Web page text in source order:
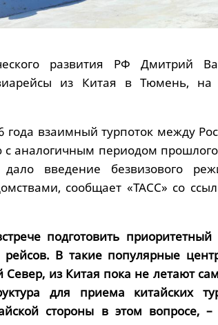
развития РФ Дмитрий
из Китая в Тюмень, на
взаимный турпоток между
аналогичным периодом прошлого
введение безвизового
сообщает «ТАСС» со
подготовить приоритетный
В такие популярные
из Китая пока не летают
для приема китайских
стороны в этом вопросе, –